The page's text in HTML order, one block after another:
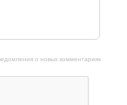
о новых комментариях